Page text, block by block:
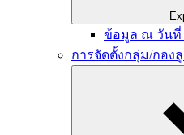
ข้อมูล ณ วันที่
การจัดตั้งกลุ่ม/กองลู